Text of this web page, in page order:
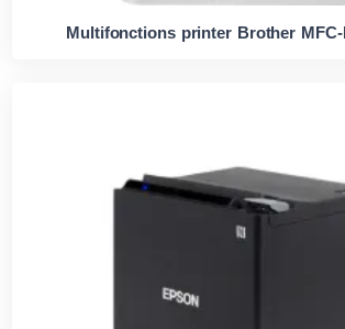
Multifonctions printer Brother MFC-